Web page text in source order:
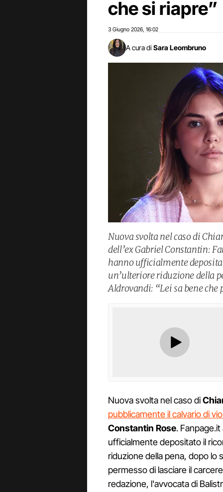
che si riapre”
3 Giugno 2026 16:02
A cura di Sara Leombruno
Nuova svolta nel caso di
dell’ex Gabriel Constantin:
hanno ufficialmente
un’ulteriore riduzione della
Aldrovandi: “Lei sa bene
Nuova svolta nel caso di
pubblicamente il calvario di
Constantin Rose.
ufficialmente depositato il
riduzione della pena, dopo lo
permesso di lasciare il
redazione, l'avvocata di